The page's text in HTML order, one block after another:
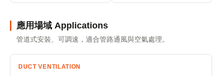
應用場域 Applications
管道式安裝、可調速，適合管路通風與空氣處理。
DUCT VENTILATION